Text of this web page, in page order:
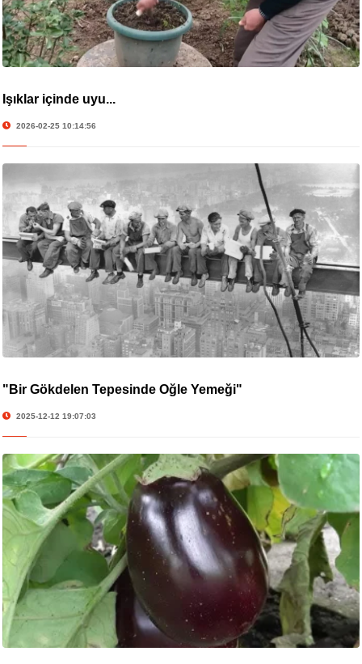
Işıklar içinde uyu...
2026-02-25 10:14:56
"Bir Gökdelen Tepesinde Öğle Yemeği"
2025-12-12 19:07:03